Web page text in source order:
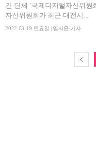
간 단체 ‘국제디지털자산위원
자산위원회가 최근 대전시...
2022-03-19 토요일 | 임지윤 기자